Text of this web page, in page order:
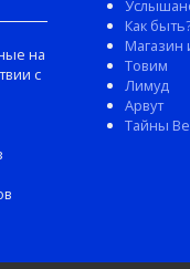
на
с
Как
Магазин
Товим
Лимуд
Арвут
Тайны